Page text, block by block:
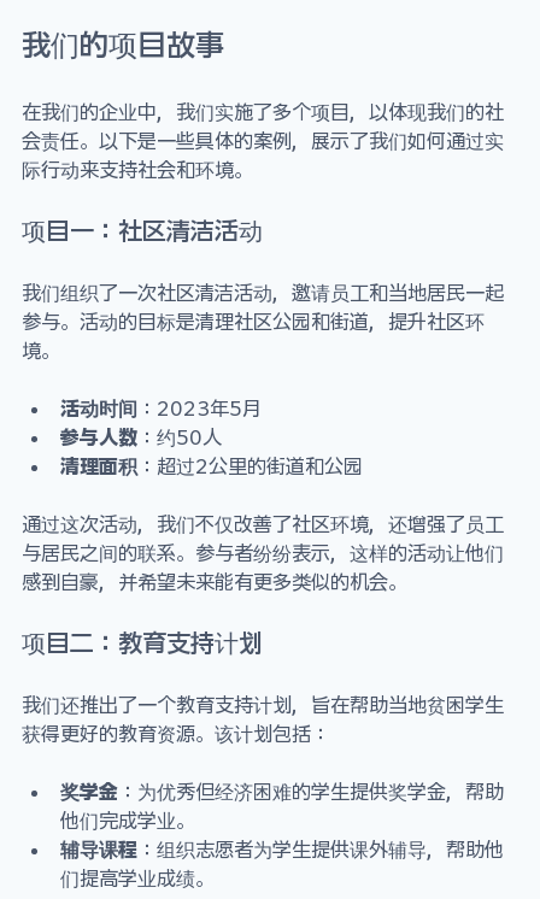
我们的项目故事
在我们的企业中，我们实施了多个项目，以体现我们的社
会责任。以下是一些具体的案例，展示了我们如何通过实
际行动来支持社会和环境。
项目一：社区清洁活动
我们组织了一次社区清洁活动，邀请员工和当地居民一起
参与。活动的目标是清理社区公园和街道，提升社区环
境。
活动时间 ：2023年5月
参与人数 ：约50人
清理面积 ：超过2公里的街道和公园
通过这次活动，我们不仅改善了社区环境，还增强了员工
与居民之间的联系。参与者纷纷表示，这样的活动让他们
感到自豪，并希望未来能有更多类似的机会。
项目二：教育支持计划
我们还推出了一个教育支持计划，旨在帮助当地贫困学生
获得更好的教育资源。该计划包括：
奖学金 ：为优秀但经济困难的学生提供奖学金，帮助
他们完成学业。
辅导课程 ：组织志愿者为学生提供课外辅导，帮助他
们提高学业成绩。